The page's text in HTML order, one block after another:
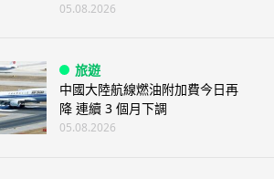
05.08.2026
旅遊
中國大陸航線燃油附加費今日再
降 連續 3 個月下調
05.08.2026